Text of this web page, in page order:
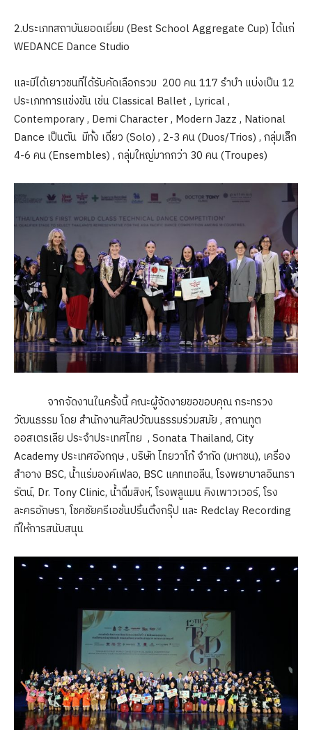
2.ประเภทสถาบันยอดเยี่ยม (Best School Aggregate Cup) ได้แก่
WEDANCE Dance Studio
และมีได้เยาวชนที่ได้รับคัดเลือกรวม 200 คน 117 รำบำ แบ่งเป็น 12
ประเภทการแข่งขัน เช่น Classical Ballet , Lyrical ,
Contemporary , Demi Character , Modern Jazz , National
Dance เป็นตัน มีทั้ง เดี่ยว (Solo) , 2-3 คน (Duos/Trios) , กลุ่มเล็ก
4-6 คน (Ensembles) , กลุ่มใหญ่มากกว่า 30 คน (Troupes)
จากจัดงานในครั้งนี้ คณะผู้จัดงายขอขอบคุณ กระทรวง
วัฒนธรรม โดย สำนักงานศิลปวัฒนธรรมร่วมสมัย , สถานทูต
ออสเตรเลีย ประจำประเทศไทย , Sonata Thailand, City
Academy ประเทศอังกฤษ , บริษัท ไทยวาโก้ จำกัด (มหาชน), เครื่อง
สำอาง BSC, น้ำแร่มองค์เฟลอ, BSC แคทเทอลีน, โรงพยาบาลอินทรา
รัตน์, Dr. Tony Clinic, น้ำดื่มสิงห์, โรงพลูแมน คิงเพาวเวอร์, โรง
ละครอักษรา, โชคชัยครีเอชั่นปริ้นติ้งกรุ๊ป และ Redclay Recording
ที่ให้การสนับสนุน